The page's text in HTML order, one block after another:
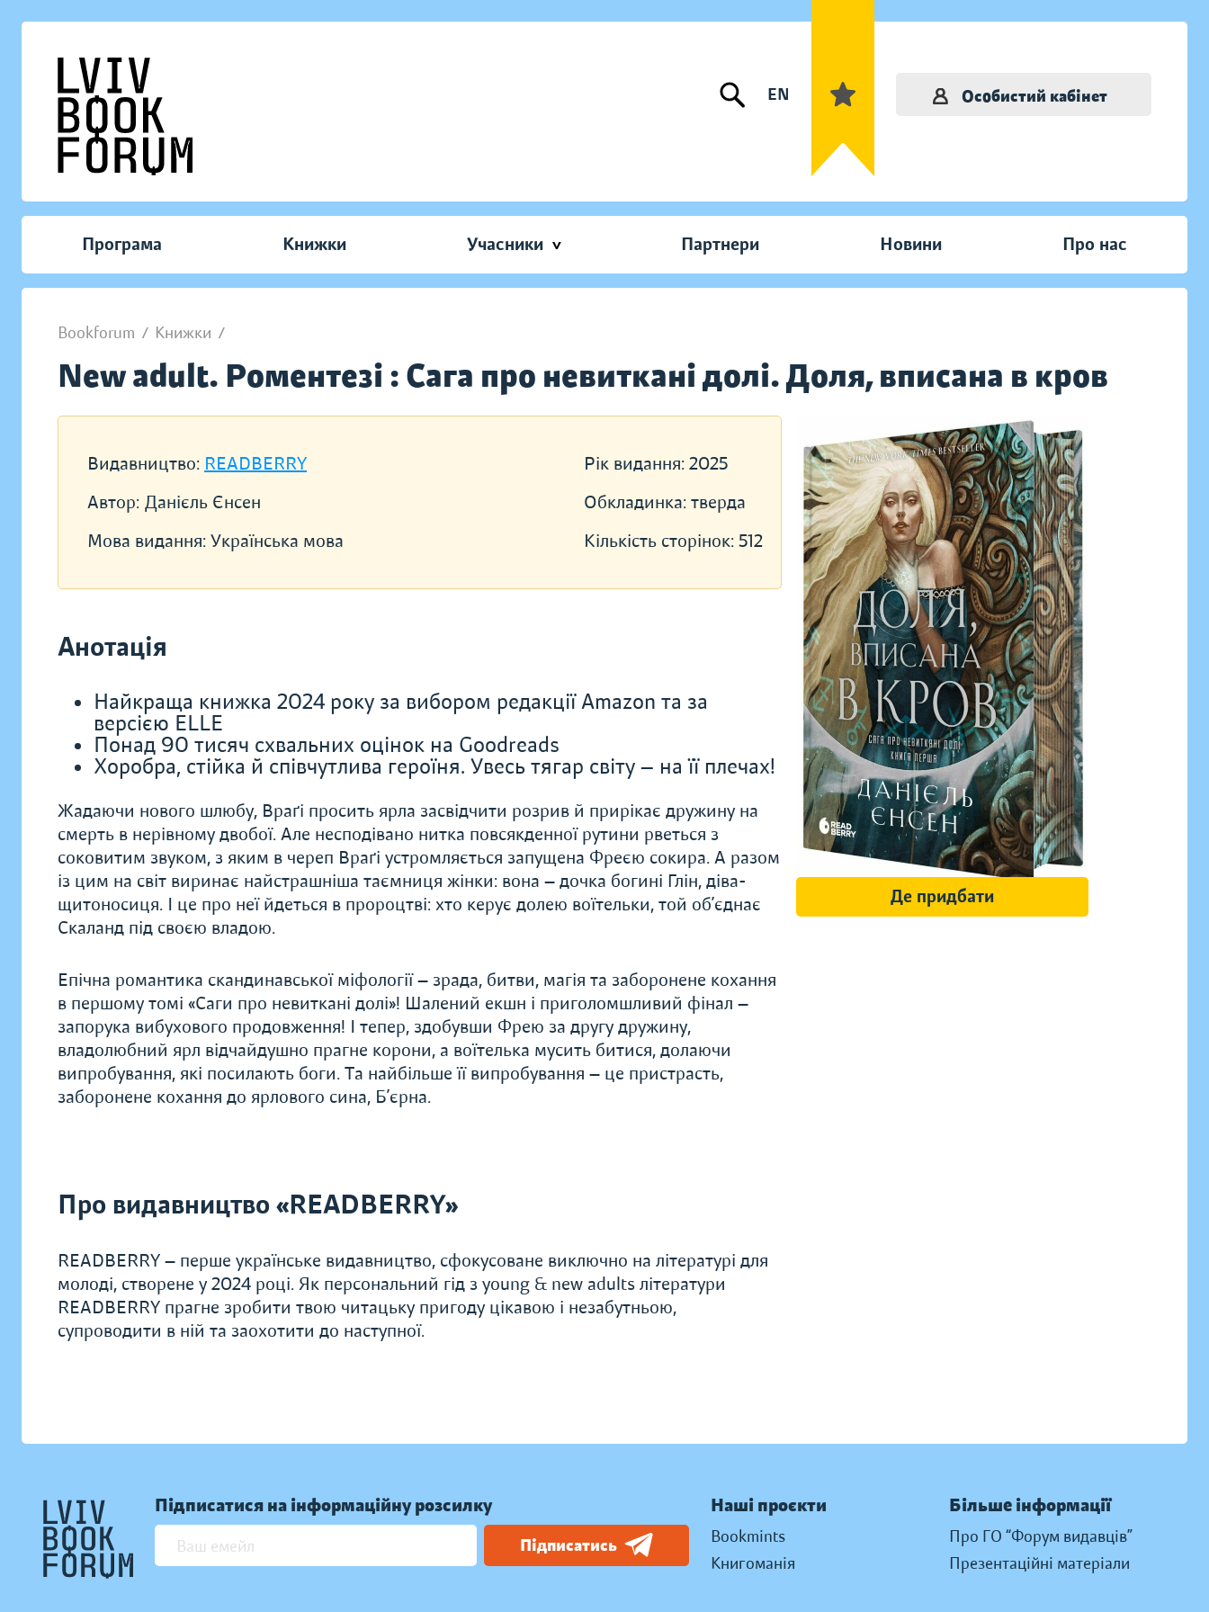
EN Особистий кабінет
Програма Книжки Учасники Партнери Новини Про нас
Bookforum / Книжки /
New adult. Роментезі : Сага про невиткані долі. Доля, вписана в кров
Видавництво: READBERRY
Автор: Данієль Єнсен
Мова видання: Українська мова
Рік видання: 2025
Обкладинка: тверда
Кількість сторінок: 512
Анотація
Найкраща книжка 2024 року за вибором редакції Amazon та за
версією ELLE
Понад 90 тисяч схвальних оцінок на Goodreads
Хоробра, стійка й співчутлива героїня. Увесь тягар світу — на її плечах!
Жадаючи нового шлюбу, Враґі просить ярла засвідчити розрив й прирікає дружину на
смерть в нерівному двобої. Але несподівано нитка повсякденної рутини рветься з
соковитим звуком, з яким в череп Враґі устромляється запущена Фреєю сокира. А разом
із цим на світ виринає найстрашніша таємниця жінки: вона — дочка богині Глін, діва-
щитоносиця. І це про неї йдеться в пророцтві: хто керує долею воїтельки, той об’єднає
Скаланд під своєю владою.
Епічна романтика скандинавської міфології — зрада, битви, магія та заборонене кохання
в першому томі «Саги про невиткані долі»! Шалений екшн і приголомшливий фінал —
запорука вибухового продовження! І тепер, здобувши Фрею за другу дружину,
владолюбний ярл відчайдушно прагне корони, а воїтелька мусить битися, долаючи
випробування, які посилають боги. Та найбільше її випробування — це пристрасть,
заборонене кохання до ярлового сина, Б’єрна.
Про видавництво «READBERRY»
READBERRY — перше українське видавництво, сфокусоване виключно на літературі для
молоді, створене у 2024 році. Як персональний гід з young & new adults літератури
READBERRY прагне зробити твою читацьку пригоду цікавою і незабутньою,
супроводити в ній та заохотити до наступної.
Де придбати
Підписатися на інформаційну розсилку
Підписатись
Наші проєкти
Bookmints
Книгоманія
Більше інформації
Про ГО “Форум видавців”
Презентаційні матеріали